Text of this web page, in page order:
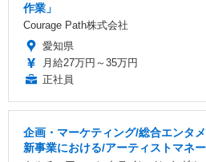
作業」
Courage Path株式会社
愛知県
月給27万円～35万円
正社員
企画・マーケティング/総合エンタ
新事業における/アーティストマネ